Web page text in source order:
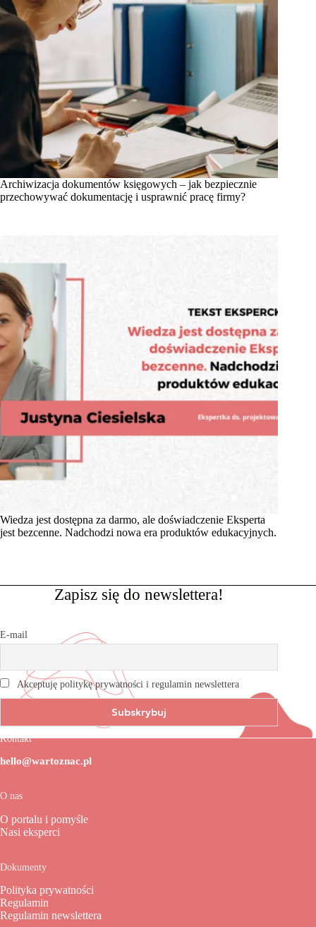
Archiwizacja dokumentów księgowych – jak bezpiecznie
przechowywać dokumentację i usprawnić pracę firmy?
Wiedza jest dostępna za darmo, ale doświadczenie Eksperta
jest bezcenne. Nadchodzi nowa era produktów edukacyjnych.
Zapisz się do newslettera!
E-mail
Akceptuję politykę prywatności i regulamin newslettera
Kontakt
hello@wartoznac.pl
O nas
O portalu i pomyśle
Nasi eksperci
Dokumenty
Polityka prywatności
Regulamin
Regulamin newslettera